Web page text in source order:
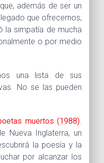
además de ser un
que ofrecernos,
la simpatía de mucha
o por medio
una lista de sus
No se las pueden
muertos (1988).
Nueva Inglaterra, un
la poesía y la
por alcanzar los